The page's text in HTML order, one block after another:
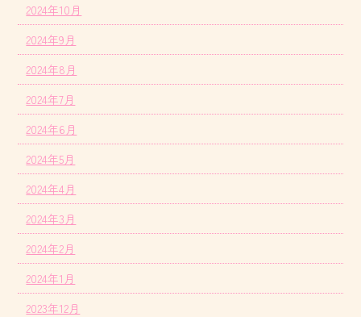
2024年10月
2024年9月
2024年8月
2024年7月
2024年6月
2024年5月
2024年4月
2024年3月
2024年2月
2024年1月
2023年12月